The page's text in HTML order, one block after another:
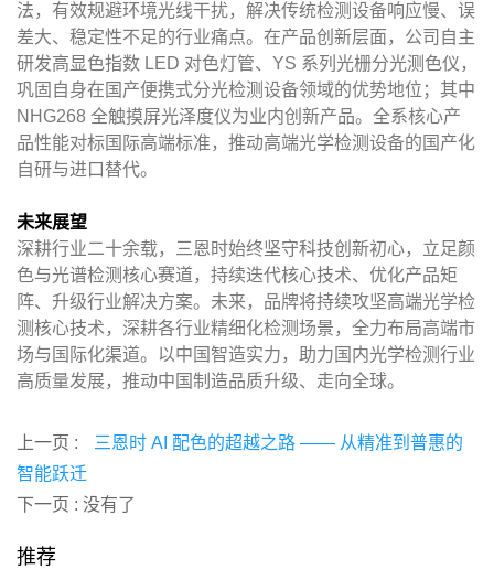
法，有效规避环境光线干扰，解决传统检测设备响应慢、误
差大、稳定性不足的行业痛点。在产品创新层面，公司自主
研发高显色指数 LED 对色灯管、YS 系列光栅分光测色仪，
巩固自身在国产便携式分光检测设备领域的优势地位；其中
NHG268 全触摸屏光泽度仪为业内创新产品。全系核心产
品性能对标国际高端标准，推动高端光学检测设备的国产化
自研与进口替代。
未来展望
深耕行业二十余载，三恩时始终坚守科技创新初心，立足颜
色与光谱检测核心赛道，持续迭代核心技术、优化产品矩
阵、升级行业解决方案。未来，品牌将持续攻坚高端光学检
测核心技术，深耕各行业精细化检测场景，全力布局高端市
场与国际化渠道。以中国智造实力，助力国内光学检测行业
高质量发展，推动中国制造品质升级、走向全球。
上一页 :
三恩时 AI 配色的超越之路 —— 从精准到普惠的
智能跃迁
下一页 : 没有了
推荐